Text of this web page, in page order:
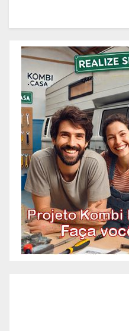
experiência desde 1978 e são
conhecidos por seus serviços de
qualidade em BH. Você pode
contatá-los pelos telefones 31
3473-2000, 3357-1961 ou
98687-2000 se você está
pensando em reformar ou pintar
a fachada da sua empresa,
condomínio ou